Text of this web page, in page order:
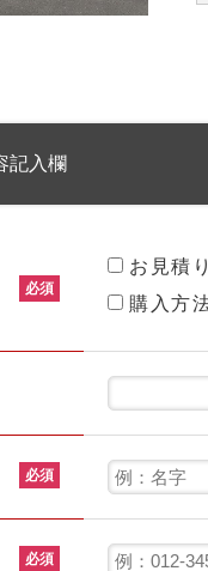
記入欄
必須
お見積
購入方
必須
必須